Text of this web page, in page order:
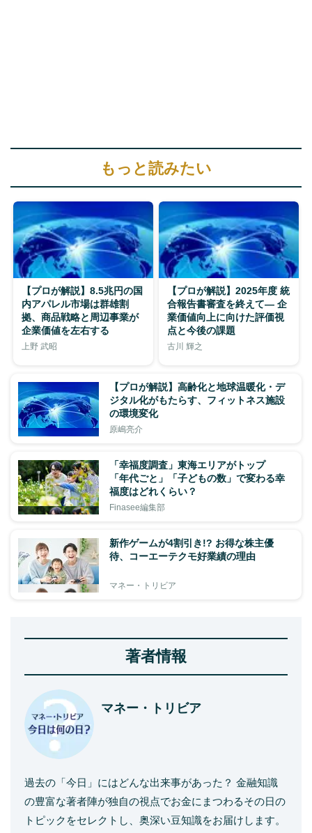
もっと読みたい
【プロが解説】8.5兆円の国
内アパレル市場は群雄割
拠、商品戦略と周辺事業が
企業価値を左右する
上野 武昭
【プロが解説】2025年度 統
合報告書審査を終えて― 企
業価値向上に向けた評価視
点と今後の課題
古川 輝之
【プロが解説】高齢化と地球温暖化・デ
ジタル化がもたらす、フィットネス施設
の環境変化
原嶋亮介
「幸福度調査」東海エリアがトップ
「年代ごと」「子どもの数」で変わる幸
福度はどれくらい？
Finasee編集部
新作ゲームが4割引き!? お得な株主優
待、コーエーテクモ好業績の理由
マネー・トリビア
著者情報
マネー・トリビア
過去の「今日」にはどんな出来事があった？ 金融知識
の豊富な著者陣が独自の視点でお金にまつわるその日の
トピックをセレクトし、奥深い豆知識をお届けします。